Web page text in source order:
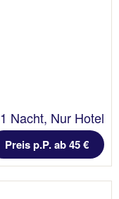
1 Nacht, Nur Hotel
Preis p.P. ab 45 €